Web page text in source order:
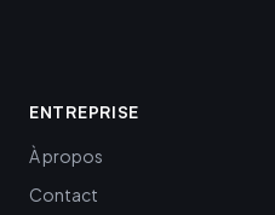
ENTREPRISE
À propos
Contact